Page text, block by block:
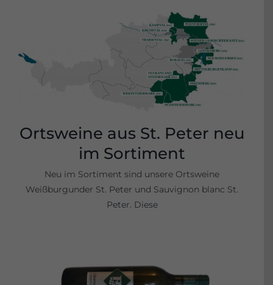
Ortsweine aus St. Peter neu
im Sortiment
Neu im Sortiment sind unsere Ortsweine
Weißburgunder St. Peter und Sauvignon blanc St.
Peter. Diese